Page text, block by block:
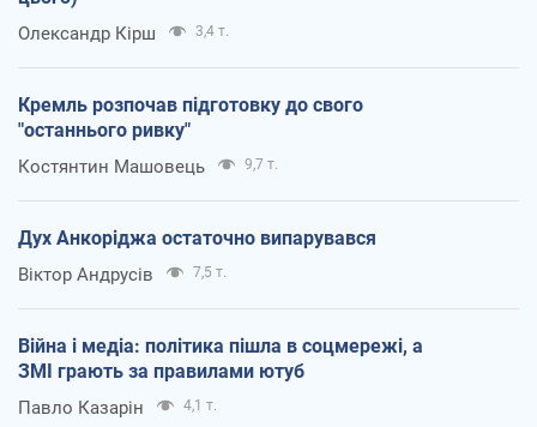
Олександр Кірш 3,4 т.
Кремль розпочав підготовку до свого
"останнього ривку"
Костянтин Машовець 9,7 т.
Дух Анкоріджа остаточно випарувався
Віктор Андрусів 7,5 т.
Війна і медіа: політика пішла в соцмережі, а
ЗМІ грають за правилами ютуб
Павло Казарін 4,1 т.